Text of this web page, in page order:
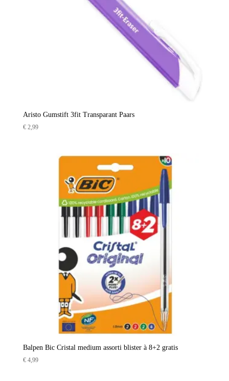
Aristo Gumstift 3fit Transparant Paars
€2,99
Balpen Bic Cristal medium assorti blister à 8+2 gratis
€4,99